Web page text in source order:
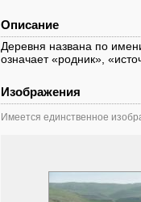
Описание
Деревня названа по
означает «родник»,
Изображения
Имеется единственное